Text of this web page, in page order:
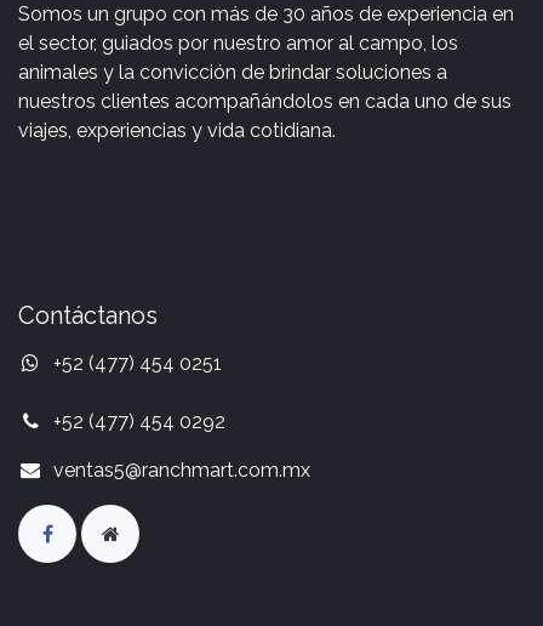
Somos un grupo con más de 30 años de experiencia en
el sector, guiados por nuestro amor al campo, los
animales y la convicción de brindar soluciones a
nuestros clientes acompañándolos en cada uno de sus
viajes, experiencias y vida cotidiana.
Contáctanos
+52 (477) 454 0251
+52 (477) 454 0292
ventas5@ranchmart.com.mx